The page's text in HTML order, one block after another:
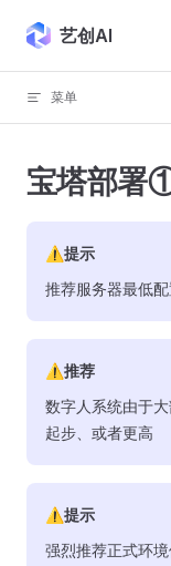
Skip to content
艺创AI
菜单
宝塔部署
⚠️提示
推荐服务器最低
⚠️推荐
数字人系统由于
起步、或者更高
⚠️提示
强烈推荐正式环